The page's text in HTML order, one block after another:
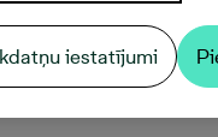
iestatījumi